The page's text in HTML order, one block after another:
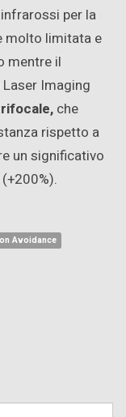
per la
molto limitata e
mentre il
Imaging
che
rispetto a
un significativo
(+200%).
Avoidance